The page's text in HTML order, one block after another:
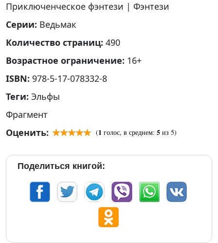
Приключенческое фэнтези | Фэнтези
Серии: Ведьмак
Количество страниц: 490
Возрастное ограничение: 16+
ISBN: 978-5-17-078332-8
Теги: Эльфы
Фрагмент
Оценить:
(1 голос, в среднем: 5 из 5)
Поделиться книгой: